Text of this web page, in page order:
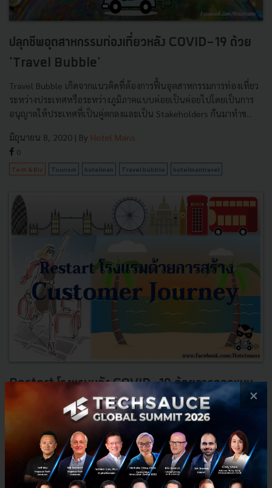
ปลุกชีพอุตสาหกรรมท่องเที่ยวหลัง COVID-19 ด้วย
'Travel Bubble'
Travel Bubble เกิดจากแนวคิดที่ต้องการฟื้นอุตสาหกรรมการท่องเที่ยว
ระหว่างประเทศหรือระหว่างภูมิภาคแบบค่อยเป็นค่อยไปโดยเป็นการ
อนุญาตให้ประเทศที่เป็นคู่ตกลงและเป็น Stakeholders กันมาทำข...
มิถุนายน 8, 2020 | By Hotel Mans
0
Tech & Biz Tourism hotelman Travel bubble hotelmantravel
Restart โรงแรมหลัง COVID-19 ด้วยการออกแบบ
Customer Journey
ในช่วง 2 – 3 ปีที่ผ่านมานี้มีคำหนึ่งที่เราได้ยินกันบ่อยในแวดวงการ
ดำเนินธุรกิจโดยเฉพาะการสร้างประสบการณ์ที่ดีให้กับลูกค้า
(Customer Experience) นั่นคือคำว่า Customer Journey ห...
พฤษภาคม 31, 2020| By Hotel Mans
×